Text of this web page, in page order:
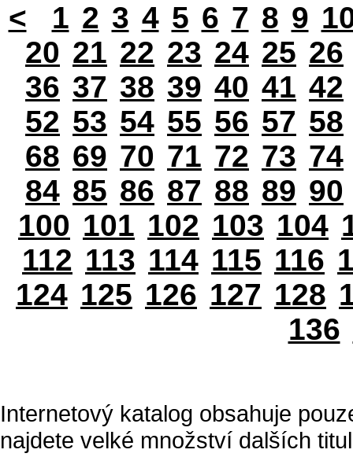
< 1 2 3 4 5 6 7 8 9
20 21 22 23 24 25 26
36 37 38 39 40 41 42
52 53 54 55 56 57 58
68 69 70 71 72 73 74
84 85 86 87 88 89 90
100 101 102 103 104
112 113 114 115 116
124 125 126 127 128
136
Internetový katalog obsahuje
najdete velké množství dalších